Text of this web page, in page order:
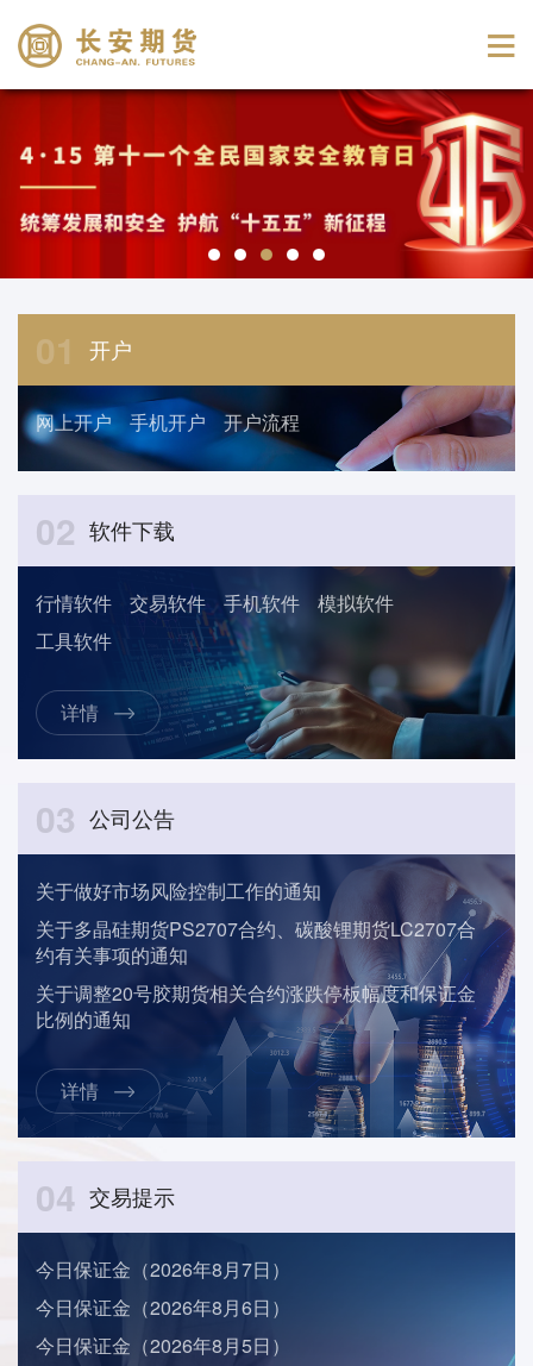
01 开户
网上开户 手机开户 开户流程
02 软件下载
行情软件 交易软件 手机软件
模拟软件
工具软件
详情
03 公司公告
关于做好市场风险控制工作的通知
关于多晶硅期货PS2707合约、碳酸锂期货LC2707合
约有关事项的通知
关于调整20号胶期货相关合约涨跌停板幅度和保证金
比例的通知
详情
04 交易提示
今日保证金（2026年8月7日）
今日保证金（2026年8月6日）
今日保证金（2026年8月5日）